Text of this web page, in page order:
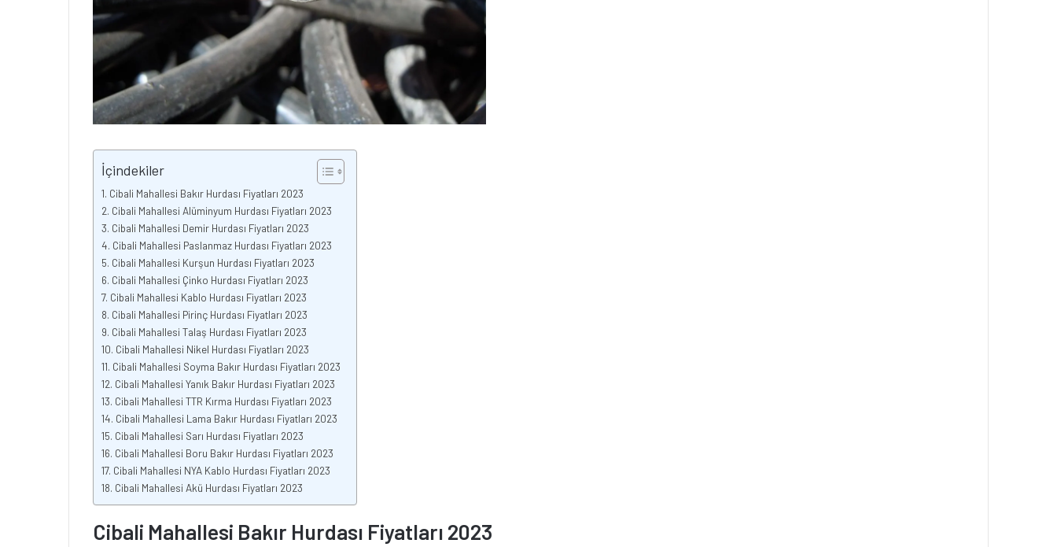
İçindekiler
Cibali Mahallesi Bakır Hurdası Fiyatları 2023
Cibali Mahallesi Alüminyum Hurdası Fiyatları 2023
Cibali Mahallesi Demir Hurdası Fiyatları 2023
Cibali Mahallesi Paslanmaz Hurdası Fiyatları 2023
Cibali Mahallesi Kurşun Hurdası Fiyatları 2023
Cibali Mahallesi Çinko Hurdası Fiyatları 2023
Cibali Mahallesi Kablo Hurdası Fiyatları 2023
Cibali Mahallesi Pirinç Hurdası Fiyatları 2023
Cibali Mahallesi Talaş Hurdası Fiyatları 2023
Cibali Mahallesi Nikel Hurdası Fiyatları 2023
Cibali Mahallesi Soyma Bakır Hurdası Fiyatları 2023
Cibali Mahallesi Yanık Bakır Hurdası Fiyatları 2023
Cibali Mahallesi TTR Kırma Hurdası Fiyatları 2023
Cibali Mahallesi Lama Bakır Hurdası Fiyatları 2023
Cibali Mahallesi Sarı Hurdası Fiyatları 2023
Cibali Mahallesi Boru Bakır Hurdası Fiyatları 2023
Cibali Mahallesi NYA Kablo Hurdası Fiyatları 2023
Cibali Mahallesi Akü Hurdası Fiyatları 2023
Cibali Mahallesi Bakır Hurdası Fiyatları 2023